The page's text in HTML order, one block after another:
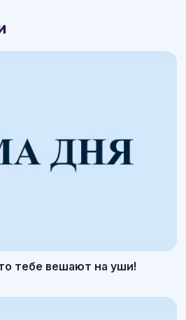
тебе вешают на уши!